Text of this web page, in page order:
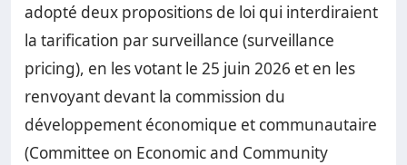
adopté deux propositions de loi qui interdiraient
la tarification par surveillance (surveillance
pricing), en les votant le 25 juin 2026 et en les
renvoyant devant la commission du
développement économique et communautaire
(Committee on Economic and Community